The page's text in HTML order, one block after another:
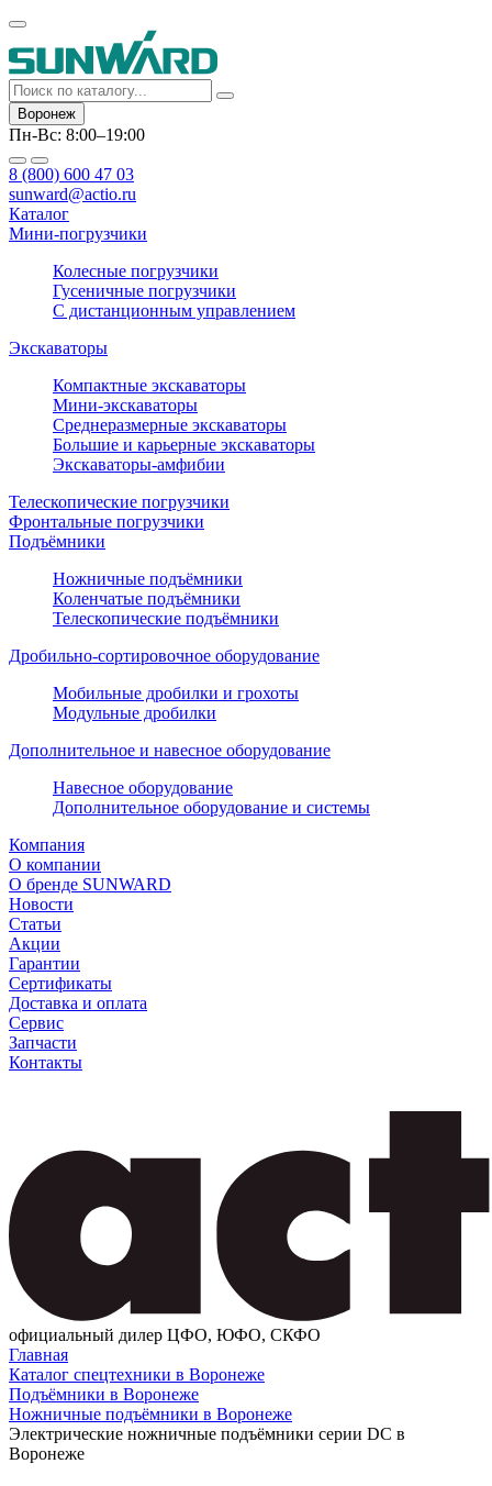
Воронеж
Пн-Вс: 8:00–19:00
8 (800) 600 47 03
sunward@actio.ru
Каталог
Мини-погрузчики
Колесные погрузчики
Гусеничные погрузчики
С дистанционным управлением
Экскаваторы
Компактные экскаваторы
Мини-экскаваторы
Среднеразмерные экскаваторы
Большие и карьерные экскаваторы
Экскаваторы-амфибии
Телескопические погрузчики
Фронтальные погрузчики
Подъёмники
Ножничные подъёмники
Коленчатые подъёмники
Телескопические подъёмники
Дробильно-сортировочное оборудование
Мобильные дробилки и грохоты
Модульные дробилки
Дополнительное и навесное оборудование
Навесное оборудование
Дополнительное оборудование и системы
Компания
О компании
О бренде SUNWARD
Новости
Статьи
Акции
Гарантии
Сертификаты
Доставка и оплата
Сервис
Запчасти
Контакты
официальный дилер ЦФО, ЮФО, СКФО
Главная
Каталог спецтехники в Воронеже
Подъёмники в Воронеже
Ножничные подъёмники в Воронеже
Электрические ножничные подъёмники серии DC в
Воронеже